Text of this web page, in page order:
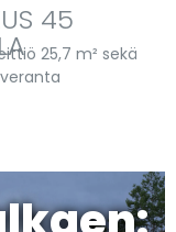
45
25,7 m² sekä